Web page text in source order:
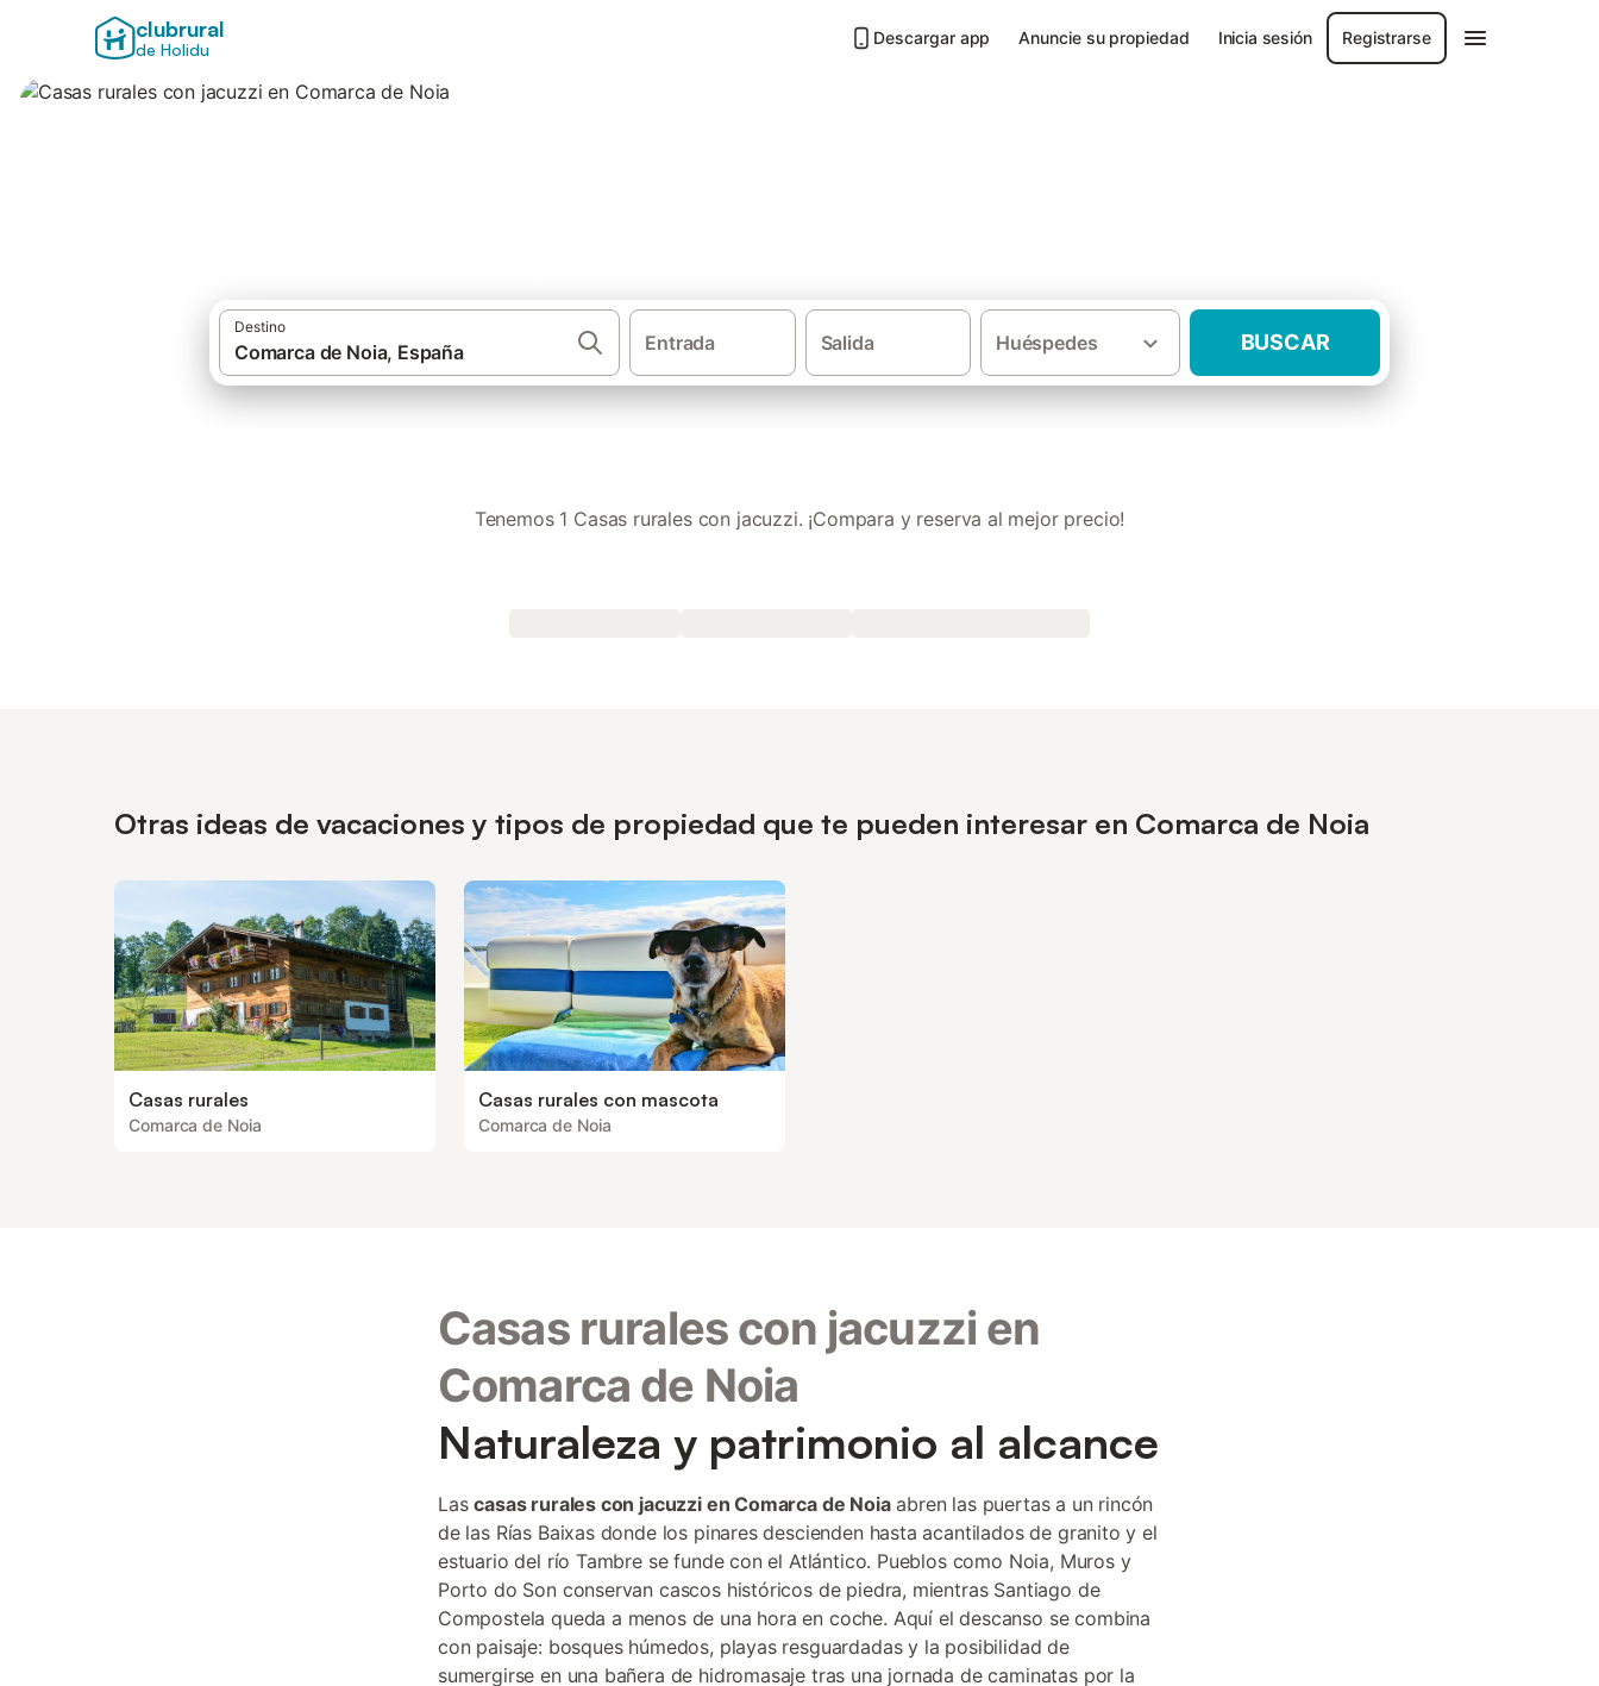
clubrural
de Holidu
Descargar app Anuncie su propiedad Inicia sesión Registrarse
Destino
Entrada Salida Huéspedes BUSCAR
Tenemos 1 Casas rurales con jacuzzi. ¡Compara y reserva al mejor precio!
Otras ideas de vacaciones y tipos de propiedad que te pueden interesar en Comarca de Noia
Casas rurales
Comarca de Noia
Casas rurales con mascota
Comarca de Noia
Casas rurales con jacuzzi en
Comarca de Noia
Naturaleza y patrimonio al alcance
Lascasas rurales con jacuzzi en Comarca de Noiaabren las puertas a un rincón
de las Rías Baixas donde los pinares descienden hasta acantilados de granito y el
estuario del río Tambre se funde con el Atlántico. Pueblos como Noia, Muros y
Porto do Son conservan cascos históricos de piedra, mientras Santiago de
Compostela queda a menos de una hora en coche. Aquí el descanso se combina
con paisaje: bosques húmedos, playas resguardadas y la posibilidad de
sumergirse en una bañera de hidromasaje tras una jornada de caminatas por la